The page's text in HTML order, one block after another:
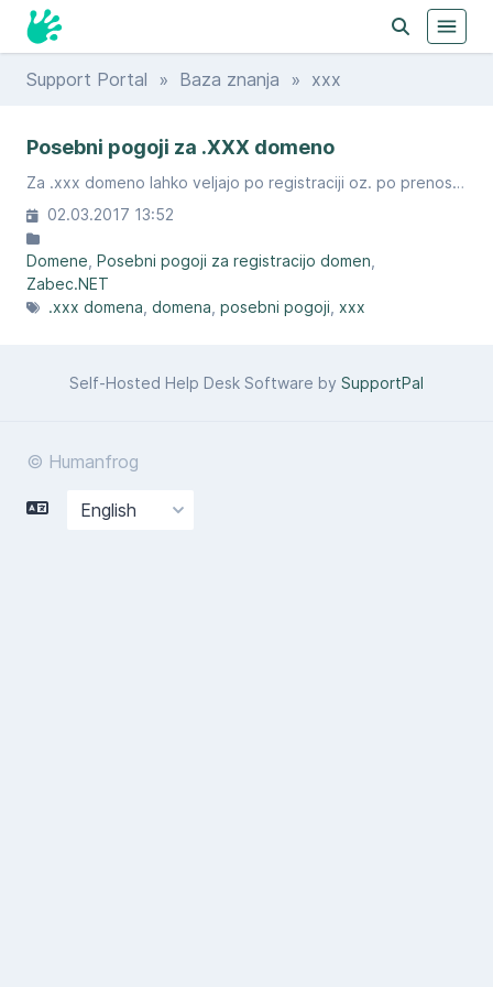
Support Portal » Baza znanja » xxx
Posebni pogoji za .XXX domeno
Za .xxx domeno lahko veljajo po registraciji oz. po prenosu posebni pogoji.
02.03.2017 13:52
Domene Posebni pogoji za registracijo domen
Zabec.NET
.xxx domena domena posebni pogoji xxx
Self-Hosted Help Desk Software by SupportPal
© Humanfrog